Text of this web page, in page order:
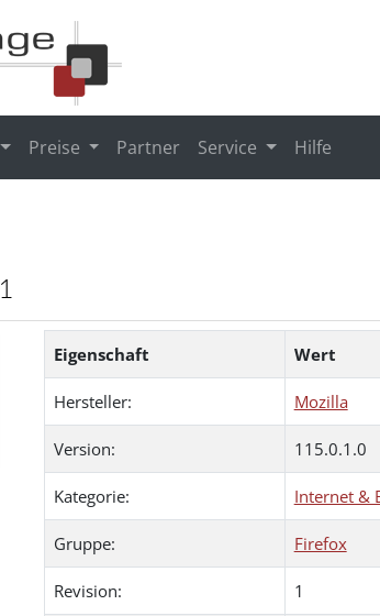
Preise Partner Service Hilfe
Eigenschaft Wert
Hersteller: Mozilla
Version: 115.0.1.0
Kategorie: Internet &
Gruppe: Firefox
Revision: 1